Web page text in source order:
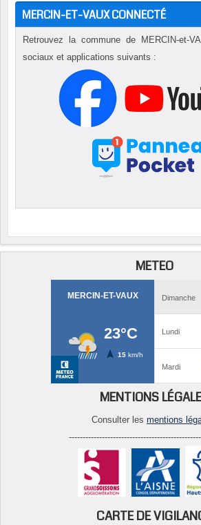
MERCIN-ET-VAUX CONNECTÉ
Retrouvez la commune de MERCIN-et-
sociaux et applications suivants :
METEO
MENTIONS
Consulter les mentions
CARTE DE